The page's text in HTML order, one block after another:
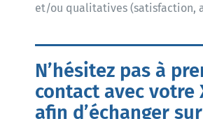
et/ou qualitatives (satisfaction,
N’hésitez pas à
contact avec votre
afin d’échanger